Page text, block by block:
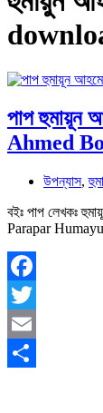
পাপ হুমায়ূন
Ahmed
উপন্যাস,
বইঃ পাপ লেখকঃ
Parapar
Facebook
Twitter
Email